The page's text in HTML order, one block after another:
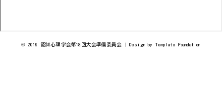
© 2019 認知心理学会第18回大会準備委員会 | Design by Template Foundation